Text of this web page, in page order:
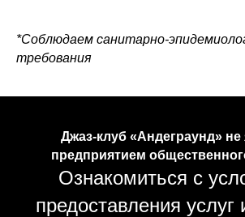
*Соблюдаем санитарно-
требования
Джаз-клуб «Андеграунд» не
предприятием
Ознакомиться с
предоставления услуг